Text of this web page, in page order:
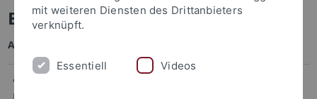
Biologie Bachelor of Science
Auswahlsatzung 2024
abgeschlossene Berufsausbildung* mit
mit weiteren Diensten des Drittanbieters
verknüpft.
Essentiell Videos